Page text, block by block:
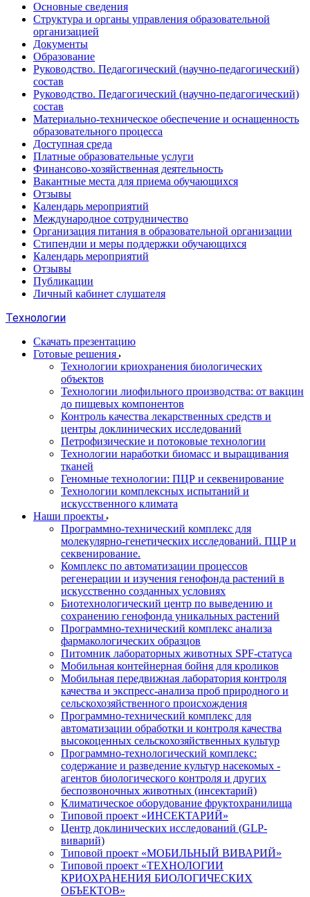
Основные сведения
Структура и органы управления образовательной
организацией
Документы
Образование
Руководство. Педагогический (научно-педагогический)
состав
Руководство. Педагогический (научно-педагогический)
состав
Материально-техническое обеспечение и оснащенность
образовательного процесса
Доступная среда
Платные образовательные услуги
Финансово-хозяйственная деятельность
Вакантные места для приема обучающихся
Отзывы
Календарь мероприятий
Международное сотрудничество
Организация питания в образовательной организации
Стипендии и меры поддержки обучающихся
Календарь мероприятий
Отзывы
Публикации
Личный кабинет слушателя
Технологии
Скачать презентацию
Готовые решения
Технологии криохранения биологических
объектов
Технологии лиофильного производства: от вакцин
до пищевых компонентов
Контроль качества лекарственных средств и
центры доклинических исследований
Петрофизические и потоковые технологии
Технологии наработки биомасс и выращивания
тканей
Геномные технологии: ПЦР и секвенирование
Технологии комплексных испытаний и
искусственного климата
Наши проекты
Программно-технический комплекс для
молекулярно-генетических исследований. ПЦР и
секвенирование.
Комплекс по автоматизации процессов
регенерации и изучения генофонда растений в
искусственно созданных условиях
Биотехнологический центр по выведению и
сохранению генофонда уникальных растений
Программно-технический комплекс анализа
фармакологических образцов
Питомник лабораторных животных SPF-статуса
Мобильная контейнерная бойня для кроликов
Мобильная передвижная лаборатория контроля
качества и экспресс-анализа проб природного и
сельскохозяйственного происхождения
Программно-технический комплекс для
автоматизации обработки и контроля качества
высокоценных сельскохозяйственных культур
Программно-технологический комплекс:
содержание и разведение культур насекомых -
агентов биологического контроля и других
беспозвоночных животных (инсектарий)
Климатическое оборудование фруктохранилища
Типовой проект «ИНСЕКТАРИЙ»
Центр доклинических исследований (GLP-
виварий)
Типовой проект «МОБИЛЬНЫЙ ВИВАРИЙ»
Типовой проект «ТЕХНОЛОГИИ
КРИОХРАНЕНИЯ БИОЛОГИЧЕСКИХ
ОБЪЕКТОВ»